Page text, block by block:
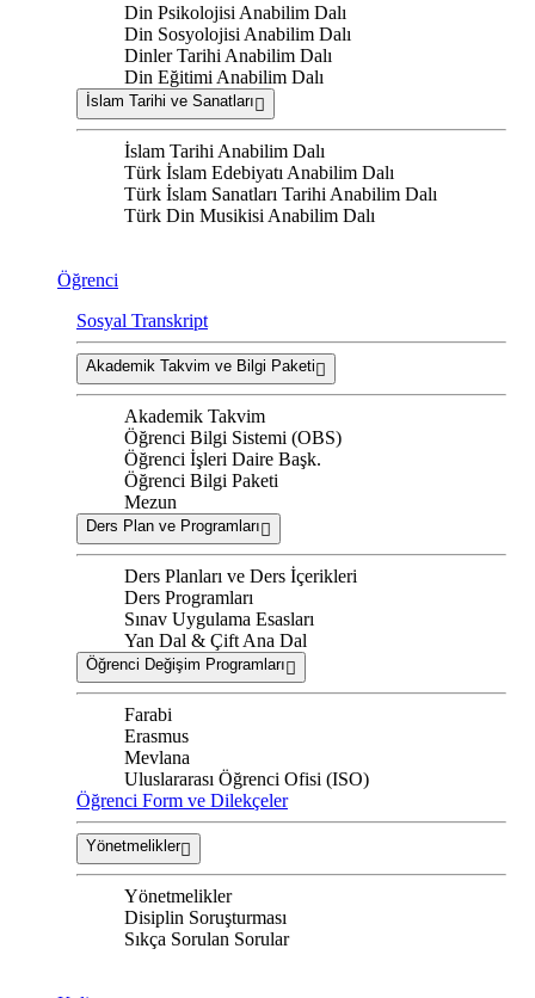
Din Psikolojisi Anabilim Dalı
Din Sosyolojisi Anabilim Dalı
Dinler Tarihi Anabilim Dalı
Din Eğitimi Anabilim Dalı
İslam Tarihi ve Sanatları
İslam Tarihi Anabilim Dalı
Türk İslam Edebiyatı Anabilim Dalı
Türk İslam Sanatları Tarihi Anabilim Dalı
Türk Din Musikisi Anabilim Dalı
Öğrenci
Sosyal Transkript
Akademik Takvim ve Bilgi Paketi
Akademik Takvim
Öğrenci Bilgi Sistemi (OBS)
Öğrenci İşleri Daire Başk.
Öğrenci Bilgi Paketi
Mezun
Ders Plan ve Programları
Ders Planları ve Ders İçerikleri
Ders Programları
Sınav Uygulama Esasları
Yan Dal & Çift Ana Dal
Öğrenci Değişim Programları
Farabi
Erasmus
Mevlana
Uluslararası Öğrenci Ofisi (ISO)
Öğrenci Form ve Dilekçeler
Yönetmelikler
Yönetmelikler
Disiplin Soruşturması
Sıkça Sorulan Sorular